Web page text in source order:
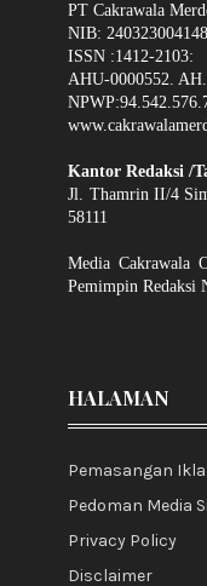
PT Cakrawala
NIB:
ISSN :1412-2103:
AHU-0000552.
Kantor Redaksi /
Jl. Thamrin II/4
58111
Media Cakrawala
Pemimpin Redaksi
HALAMAN
Pemasangan
Pedoman Media
Privacy Policy
Disclaimer